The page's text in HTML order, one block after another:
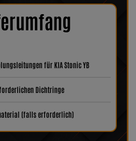
für KIA Stonic YB
Dichtringe
(falls erforderlich)